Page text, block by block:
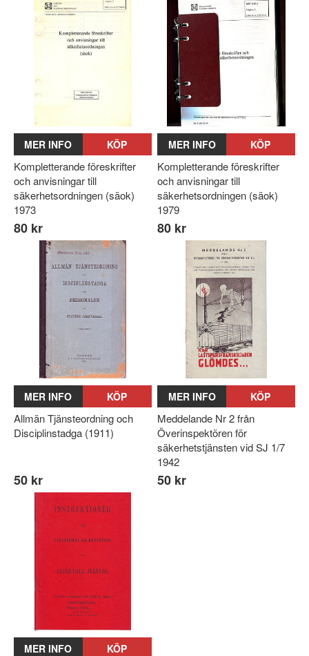
MER INFO KÖP
Kompletterande föreskrifter
och anvisningar till
säkerhetsordningen (säok)
1973
80 kr
MER INFO KÖP
Kompletterande föreskrifter
och anvisningar till
säkerhetsordningen (säok)
1979
80 kr
MER INFO KÖP
Allmän Tjänsteordning och
Disciplinstadga (1911)
50 kr
MER INFO KÖP
Meddelande Nr 2 från
Överinspektören för
säkerhetstjänsten vid SJ 1/7
1942
50 kr
MER INFO KÖP